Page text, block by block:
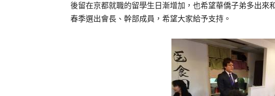
後留在京都就職的留學生日漸增加，也希望華僑子弟多出來
春季選出會長、幹部成員，希望大家給予支持。